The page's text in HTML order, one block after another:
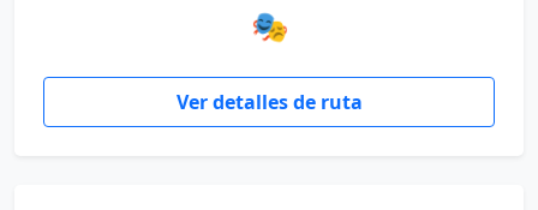
🎭
Ver detalles de ruta